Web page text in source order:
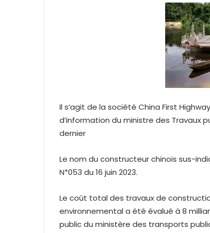
r
u
n
c
u
i
e
Il s’agit de la société China First
d’information du ministre des Travaux
dernier
Le nom du constructeur chinois sus-
N*053 du 16 juin 2023.
Le coût total des travaux de
environnemental a été évalué à 8
public du ministère des transports